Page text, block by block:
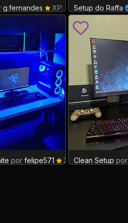
g.fernandes XP: 9 Setup do Raffa
por felipe571 XP: 7Clean Setup por